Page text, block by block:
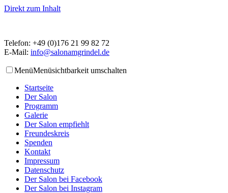
Direkt zum Inhalt
Telefon: +49 (0)176 21 99 82 72
E-Mail: info@salonamgrindel.de
MenüMenüsichtbarkeit umschalten
Startseite
Der Salon
Programm
Galerie
Der Salon empfiehlt
Freundeskreis
Spenden
Kontakt
Impressum
Datenschutz
Der Salon bei Facebook
Der Salon bei Instagram